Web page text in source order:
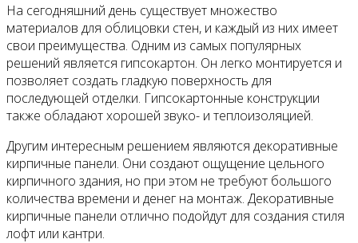
На сегодняшний день существует множество
материалов для облицовки стен, и каждый из них имеет
свои преимущества. Одним из самых популярных
решений является гипсокартон. Он легко монтируется и
позволяет создать гладкую поверхность для
последующей отделки. Гипсокартонные конструкции
также обладают хорошей звуко- и теплоизоляцией.
Другим интересным решением являются декоративные
кирпичные панели. Они создают ощущение цельного
кирпичного здания, но при этом не требуют большого
количества времени и денег на монтаж. Декоративные
кирпичные панели отлично подойдут для создания стиля
лофт или кантри.